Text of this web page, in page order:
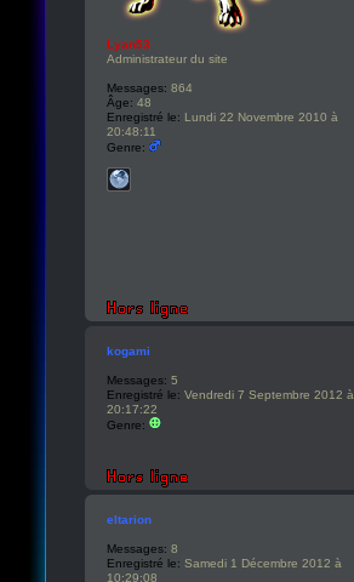
Lyan53
Administrateur du site
Messages: 864
Âge: 48
Enregistré le: Lundi 22 Novembre 2010 à
20:48:11
Genre:
kogami
Messages: 5
Enregistré le: Vendredi 7 Septembre 2012 à
20:17:22
Genre:
eltarion
Messages: 8
Enregistré le: Samedi 1 Décembre 2012 à
10:29:08